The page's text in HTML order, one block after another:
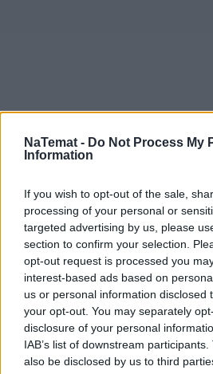
NaTemat - Do Not Process My
Information
If you wish to opt-out of the sale,
processing of your personal or
targeted advertising by us, please
section to confirm your selection.
opt-out request is processed you
interest-based ads based on
us or personal information disclosed
your opt-out. You may separately
disclosure of your personal
IAB’s list of downstream
also be disclosed by us to third
Domowy
godzinami w
czy to
To tylko niektóre z wymienionych